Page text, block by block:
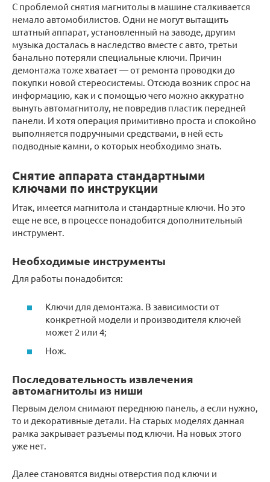
С проблемой снятия магнитолы в машине сталкивается
немало автомобилистов. Одни не могут вытащить
штатный аппарат, установленный на заводе, другим
музыка досталась в наследство вместе с авто, третьи
банально потеряли специальные ключи. Причин
демонтажа тоже хватает — от ремонта проводки до
покупки новой стереосистемы. Отсюда возник спрос на
информацию, как и с помощью чего можно аккуратно
вынуть автомагнитолу, не повредив пластик передней
панели. И хотя операция примитивно проста и спокойно
выполняется подручными средствами, в ней есть
подводные камни, о которых необходимо знать.
Снятие аппарата стандартными
ключами по инструкции
Итак, имеется магнитола и стандартные ключи. Но это
еще не все, в процессе понадобится дополнительный
инструмент.
Необходимые инструменты
Для работы понадобится:
Ключи для демонтажа. В зависимости от
конкретной модели и производителя ключей
может 2 или 4;
Нож.
Последовательность извлечения
автомагнитолы из ниши
Первым делом снимают переднюю панель, а если нужно,
то и декоративные детали. На старых моделях данная
рамка закрывает разъемы под ключи. На новых этого
уже нет.
Далее становятся видны отверстия под ключи и